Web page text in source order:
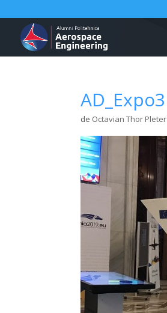
AD_Expo3
de Octavian Thor Pleter